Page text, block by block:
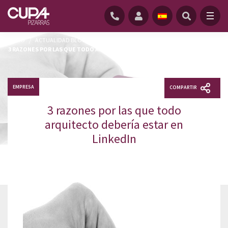
ACTUALIDAD BLOG
3 RAZONES POR LAS QUE TODO ARQUITECTO DEBERÍA ESTAR EN LINKEDIN
EMPRESA COMPARTIR
3 razones por las que todo
arquitecto debería estar en
LinkedIn